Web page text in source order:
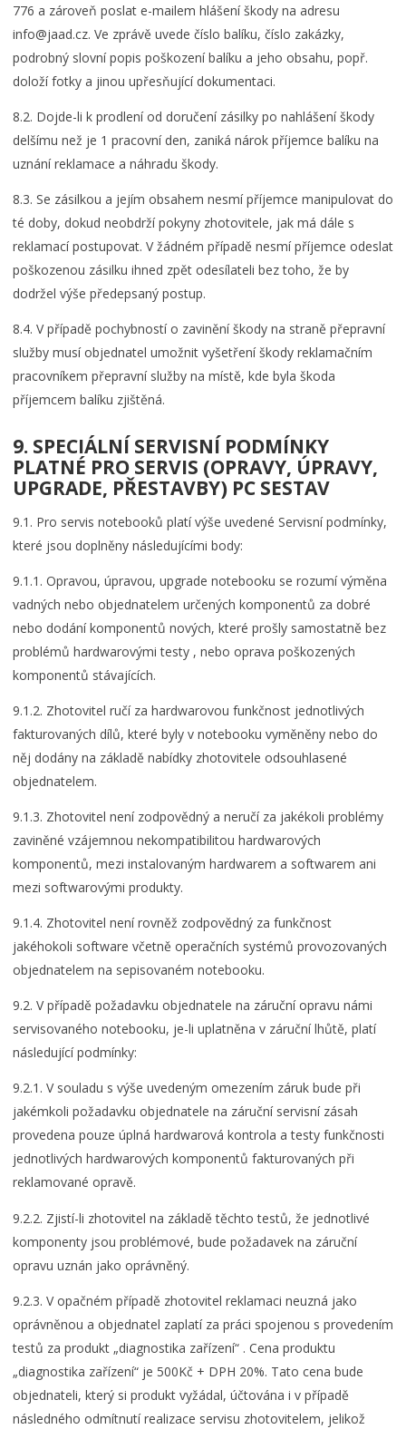
776 a zároveň poslat e-mailem hlášení škody na adresu
info@jaad.cz. Ve zprávě uvede číslo balíku, číslo zakázky,
podrobný slovní popis poškození balíku a jeho obsahu, popř.
doloží fotky a jinou upřesňující dokumentaci.
8.2. Dojde-li k prodlení od doručení zásilky po nahlášení škody
delšímu než je 1 pracovní den, zaniká nárok příjemce balíku na
uznání reklamace a náhradu škody.
8.3. Se zásilkou a jejím obsahem nesmí příjemce manipulovat do
té doby, dokud neobdrží pokyny zhotovitele, jak má dále s
reklamací postupovat. V žádném případě nesmí příjemce odeslat
poškozenou zásilku ihned zpět odesílateli bez toho, že by
dodržel výše předepsaný postup.
8.4. V případě pochybností o zavinění škody na straně přepravní
služby musí objednatel umožnit vyšetření škody reklamačním
pracovníkem přepravní služby na místě, kde byla škoda
příjemcem balíku zjištěná.
9. SPECIÁLNÍ SERVISNÍ PODMÍNKY
PLATNÉ PRO SERVIS (OPRAVY, ÚPRAVY,
UPGRADE, PŘESTAVBY) PC SESTAV
9.1. Pro servis notebooků platí výše uvedené Servisní podmínky,
které jsou doplněny následujícími body:
9.1.1. Opravou, úpravou, upgrade notebooku se rozumí výměna
vadných nebo objednatelem určených komponentů za dobré
nebo dodání komponentů nových, které prošly samostatně bez
problémů hardwarovými testy , nebo oprava poškozených
komponentů stávajících.
9.1.2. Zhotovitel ručí za hardwarovou funkčnost jednotlivých
fakturovaných dílů, které byly v notebooku vyměněny nebo do
něj dodány na základě nabídky zhotovitele odsouhlasené
objednatelem.
9.1.3. Zhotovitel není zodpovědný a neručí za jakékoli problémy
zaviněné vzájemnou nekompatibilitou hardwarových
komponentů, mezi instalovaným hardwarem a softwarem ani
mezi softwarovými produkty.
9.1.4. Zhotovitel není rovněž zodpovědný za funkčnost
jakéhokoli software včetně operačních systémů provozovaných
objednatelem na sepisovaném notebooku.
9.2. V případě požadavku objednatele na záruční opravu námi
servisovaného notebooku, je-li uplatněna v záruční lhůtě, platí
následující podmínky:
9.2.1. V souladu s výše uvedeným omezením záruk bude při
jakémkoli požadavku objednatele na záruční servisní zásah
provedena pouze úplná hardwarová kontrola a testy funkčnosti
jednotlivých hardwarových komponentů fakturovaných při
reklamované opravě.
9.2.2. Zjistí-li zhotovitel na základě těchto testů, že jednotlivé
komponenty jsou problémové, bude požadavek na záruční
opravu uznán jako oprávněný.
9.2.3. V opačném případě zhotovitel reklamaci neuzná jako
oprávněnou a objednatel zaplatí za práci spojenou s provedením
testů za produkt „diagnostika zařízení“ . Cena produktu
„diagnostika zařízení“ je 500Kč + DPH 20%. Tato cena bude
objednateli, který si produkt vyžádal, účtována i v případě
následného odmítnutí realizace servisu zhotovitelem, jelikož